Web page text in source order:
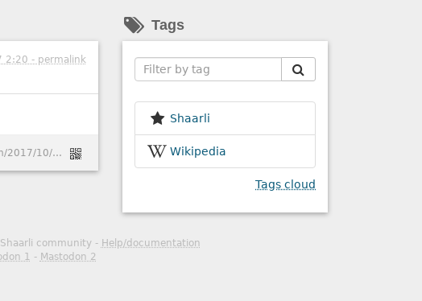
2:20 - permalink
http://kriscode.blogspot.com/2017/10/geany-on-ubuntu-touch-device-as-text.html
Tags
Shaarli
Wikipedia
Tags cloud
community - Help/documentation
1 - Mastodon 2